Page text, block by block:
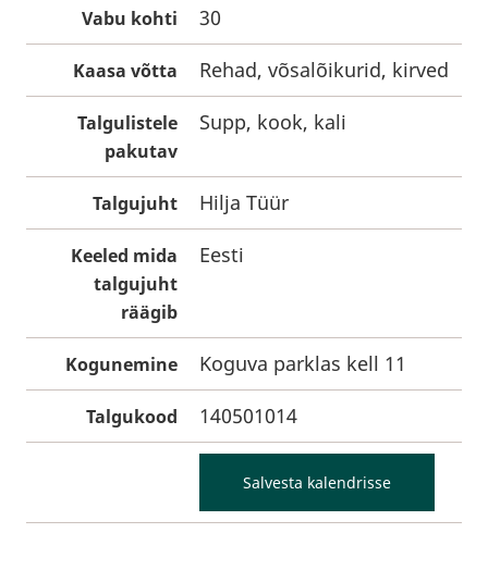
Vabu kohti 30
Kaasa võtta Rehad, võsalõikurid, kirved
Talgulistele
pakutav
Supp, kook, kali
Talgujuht Hilja Tüür
Keeled mida
talgujuht
räägib
Eesti
Kogunemine Koguva parklas kell 11
Talgukood 140501014
Salvesta kalendrisse